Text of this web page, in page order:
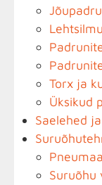
Torx ja
Üksikud
Saelehed
Suruõhu